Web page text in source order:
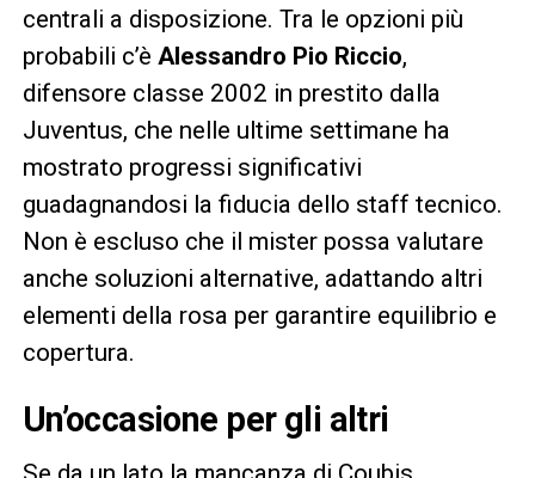
centrali a disposizione. Tra le opzioni più
probabili c’è Alessandro Pio Riccio,
difensore classe 2002 in prestito dalla
Juventus, che nelle ultime settimane ha
mostrato progressi significativi
guadagnandosi la fiducia dello staff tecnico.
Non è escluso che il mister possa valutare
anche soluzioni alternative, adattando altri
elementi della rosa per garantire equilibrio e
copertura.
Un’occasione per gli altri